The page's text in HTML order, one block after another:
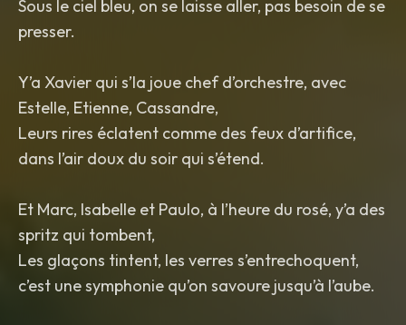
Sous le ciel bleu, on se laisse aller, pas besoin de se
presser.
Y’a Xavier qui s’la joue chef d’orchestre, avec
Estelle, Etienne, Cassandre,
Leurs rires éclatent comme des feux d’artifice,
dans l’air doux du soir qui s’étend.
Et Marc, Isabelle et Paulo, à l’heure du rosé, y’a des
spritz qui tombent,
Les glaçons tintent, les verres s’entrechoquent,
c’est une symphonie qu’on savoure jusqu’à l’aube.